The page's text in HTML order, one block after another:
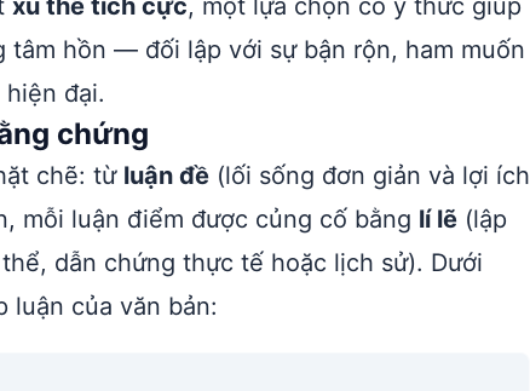
xu thế tích cực, một lựa chọn có ý thức giúp
hồn — đối lập với sự bận rộn, ham muốn
đại.
chứng
chẽ: từ luận đề (lối sống đơn giản và lợi ích
mỗi luận điểm được củng cố bằng lí lẽ (lập
dẫn chứng thực tế hoặc lịch sử). Dưới
luận của văn bản: